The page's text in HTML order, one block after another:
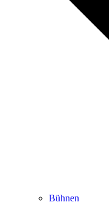
Bühnen